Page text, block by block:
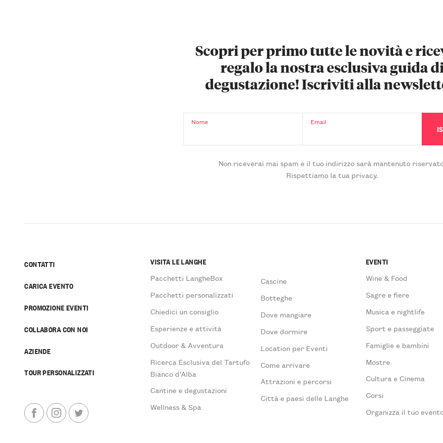
Scopri per primo tutte le novità e
regalo la nostra esclusiva guida di
degustazione! Iscriviti alla
Nome Email
Non riceverai mai spam e il tuo indirizzo sarà mantenuto
Rispettiamo la tua privacy.
CONTATTI
CARICA EVENTO
PROMOZIONE EVENTI
COLLABORA CON NOI
AZIENDE
TOUR PERSONALIZZATI
VISITA LE LANGHE
Pacchetti LangheBox
Pacchetti personalizzati
Chiedici un consiglio
Esperienze e attività
Outdoor & Avventura
Ricerca Esclusiva del Tartufo
Bianco d’Alba
Cantine e degustazioni
Wellness & Spa
Cascine
Botteghe
Dove mangiare
Dove dormire
Location per Eventi
Come arrivare
Attrazioni e percorsi
Città e paesi delle Langhe
EVENTI
Wine & Food
Sagre e fiere
Musica e nightlife
Sport e passeggiate
Famiglie e bambini
Mostre
Cultura e Cinema
Corsi
Organizza il tuo